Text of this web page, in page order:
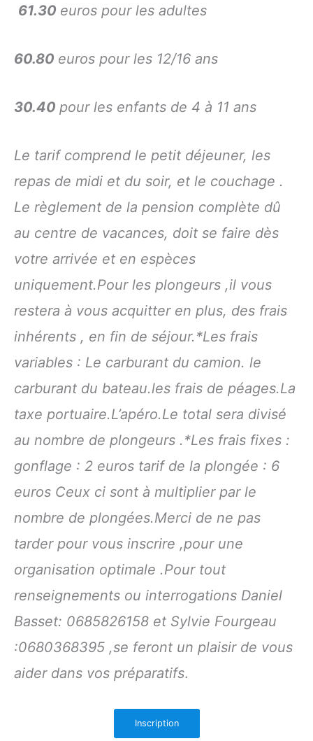
61.30 euros pour les adultes
60.80 euros pour les 12/16 ans
30.40 pour les enfants de 4 à 11 ans
Le tarif comprend le petit déjeuner, les
repas de midi et du soir, et le couchage .
Le règlement de la pension complète dû
au centre de vacances, doit se faire dès
votre arrivée et en espèces
uniquement.Pour les plongeurs ,il vous
restera à vous acquitter en plus, des frais
inhérents , en fin de séjour.*Les frais
variables : Le carburant du camion. le
carburant du bateau.les frais de péages.La
taxe portuaire.L’apéro.Le total sera divisé
au nombre de plongeurs .*Les frais fixes :
gonflage : 2 euros tarif de la plongée : 6
euros Ceux ci sont à multiplier par le
nombre de plongées.Merci de ne pas
tarder pour vous inscrire ,pour une
organisation optimale .Pour tout
renseignements ou interrogations Daniel
Basset: 0685826158 et Sylvie Fourgeau
:0680368395 ,se feront un plaisir de vous
aider dans vos préparatifs.
Inscription